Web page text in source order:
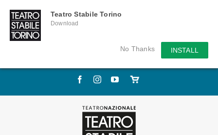
Teatro Stabile Torino
Download
No Thanks INSTALL
Skip
FacebookInstagramYouTube
Store